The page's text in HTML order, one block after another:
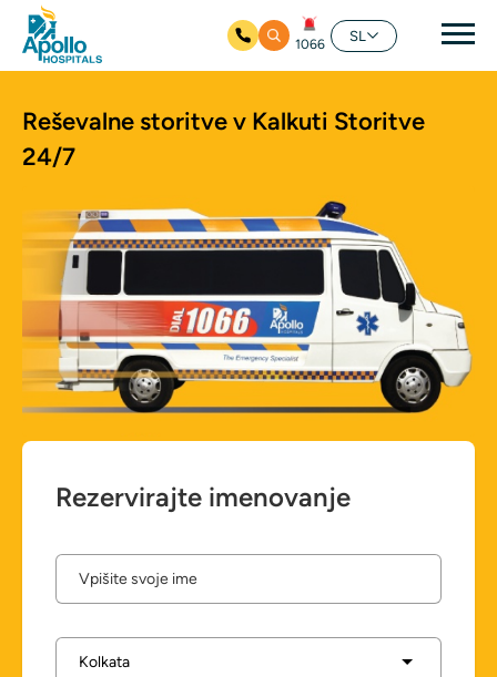
1066
SL
Reševalne storitve v Kalkuti Storitve
24/7
Rezervirajte imenovanje